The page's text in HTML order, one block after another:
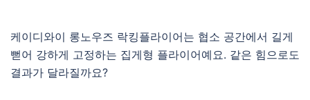
케이디와이 롱노우즈 락킹플라이어는 협소 공간에서 길게
뻗어 강하게 고정하는 집게형 플라이어예요. 같은 힘으로도
결과가 달라질까요?